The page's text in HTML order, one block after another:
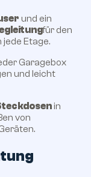
und ein
für den
Etage.
Garagebox
und leicht
in
von